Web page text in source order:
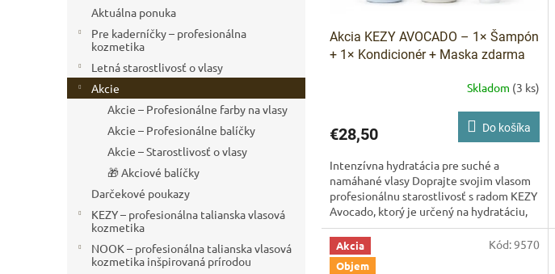
Aktuálna ponuka
Pre kaderníčky – profesionálna
kozmetika
Letná starostlivosť o vlasy
Akcie
Akcie – Profesionálne farby na vlasy
Akcie – Profesionálne balíčky
Akcie – Starostlivosť o vlasy
🎁 Akciové balíčky
Darčekové poukazy
KEZY – profesionálna talianska vlasová
kozmetika
NOOK – profesionálna talianska vlasová
kozmetika inšpirovaná prírodou
Akcia KEZY AVOCADO – 1× Šampón
+ 1× Kondicionér + Maska zdarma
Skladom (3 ks)
€28,50 Do košíka
Intenzívna hydratácia pre suché a
namáhané vlasy Doprajte svojim vlasom
profesionálnu starostlivosť s radom KEZY
Avocado, ktorý je určený na hydratáciu,
výživu a obnovu...
Akcia
Objem
Kód:9570